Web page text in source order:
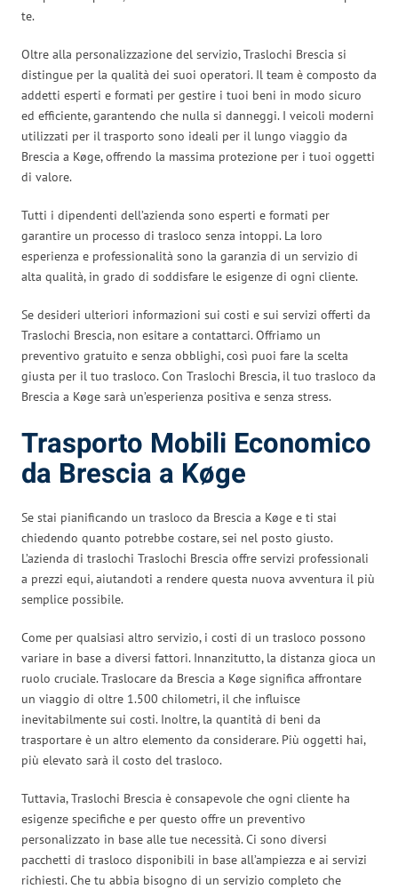
te.
Oltre alla personalizzazione del servizio, Traslochi Brescia si
distingue per la qualità dei suoi operatori. Il team è composto da
addetti esperti e formati per gestire i tuoi beni in modo sicuro
ed efficiente, garantendo che nulla si danneggi. I veicoli moderni
utilizzati per il trasporto sono ideali per il lungo viaggio da
Brescia a Køge, offrendo la massima protezione per i tuoi oggetti
di valore.
Tutti i dipendenti dell’azienda sono esperti e formati per
garantire un processo di trasloco senza intoppi. La loro
esperienza e professionalità sono la garanzia di un servizio di
alta qualità, in grado di soddisfare le esigenze di ogni cliente.
Se desideri ulteriori informazioni sui costi e sui servizi offerti da
Traslochi Brescia, non esitare a contattarci. Offriamo un
preventivo gratuito e senza obblighi, così puoi fare la scelta
giusta per il tuo trasloco. Con Traslochi Brescia, il tuo trasloco da
Brescia a Køge sarà un’esperienza positiva e senza stress.
Trasporto Mobili Economico
da Brescia a Køge
Se stai pianificando un trasloco da Brescia a Køge e ti stai
chiedendo quanto potrebbe costare, sei nel posto giusto.
L’azienda di traslochi Traslochi Brescia offre servizi professionali
a prezzi equi, aiutandoti a rendere questa nuova avventura il più
semplice possibile.
Come per qualsiasi altro servizio, i costi di un trasloco possono
variare in base a diversi fattori. Innanzitutto, la distanza gioca un
ruolo cruciale. Traslocare da Brescia a Køge significa affrontare
un viaggio di oltre 1.500 chilometri, il che influisce
inevitabilmente sui costi. Inoltre, la quantità di beni da
trasportare è un altro elemento da considerare. Più oggetti hai,
più elevato sarà il costo del trasloco.
Tuttavia, Traslochi Brescia è consapevole che ogni cliente ha
esigenze specifiche e per questo offre un preventivo
personalizzato in base alle tue necessità. Ci sono diversi
pacchetti di trasloco disponibili in base all’ampiezza e ai servizi
richiesti. Che tu abbia bisogno di un servizio completo che